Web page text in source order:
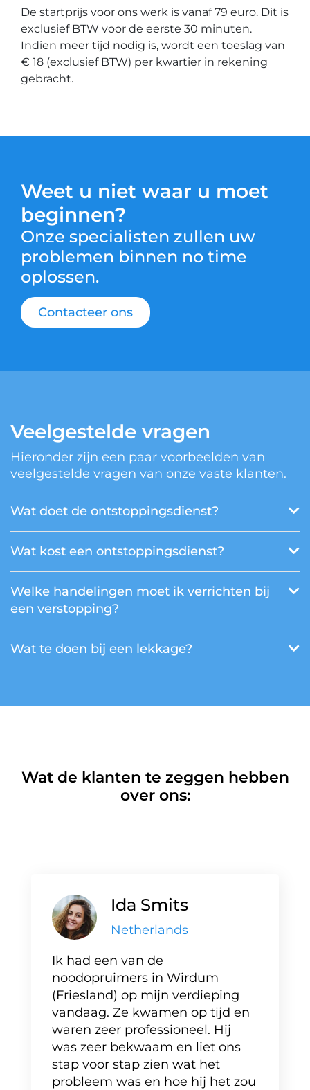
De startprijs voor ons werk is vanaf 79 euro. Dit is
exclusief BTW voor de eerste 30 minuten.
Indien meer tijd nodig is, wordt een toeslag van
€ 18 (exclusief BTW) per kwartier in rekening
gebracht.
Weet u niet waar u moet
beginnen?
Onze specialisten zullen uw
problemen binnen no time
oplossen.
Contacteer ons
Veelgestelde vragen
Hieronder zijn een paar voorbeelden van
veelgestelde vragen van onze vaste klanten.
Wat doet de ontstoppingsdienst?
Wat kost een ontstoppingsdienst?
Welke handelingen moet ik verrichten bij
een verstopping?
Wat te doen bij een lekkage?
Wat de klanten te zeggen hebben
over ons:
Ida Smits
Netherlands
Ik had een van de
noodopruimers in Wirdum
(Friesland) op mijn verdieping
vandaag. Ze kwamen op tijd en
waren zeer professioneel. Hij
was zeer bekwaam en liet ons
stap voor stap zien wat het
probleem was en hoe hij het zou